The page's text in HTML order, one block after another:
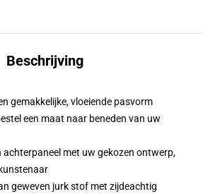
Beschrijving
gemakkelijke, vloeiende pasvorm
een maat naar beneden van uw
achterpaneel met uw gekozen ontwerp,
geweven jurk stof met zijdeachtig